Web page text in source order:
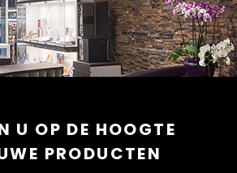
U OP DE HOOGTE
PRODUCTEN